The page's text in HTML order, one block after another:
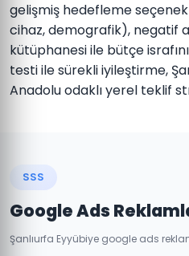
gelişmiş hedefleme
cihaz, demografik), negatif
kütüphanesi ile bütçe
testi ile sürekli iyileştirme,
Anadolu odaklı yerel teklif
SSS
Google Ads
Şanlıurfa Eyyübiye google ads